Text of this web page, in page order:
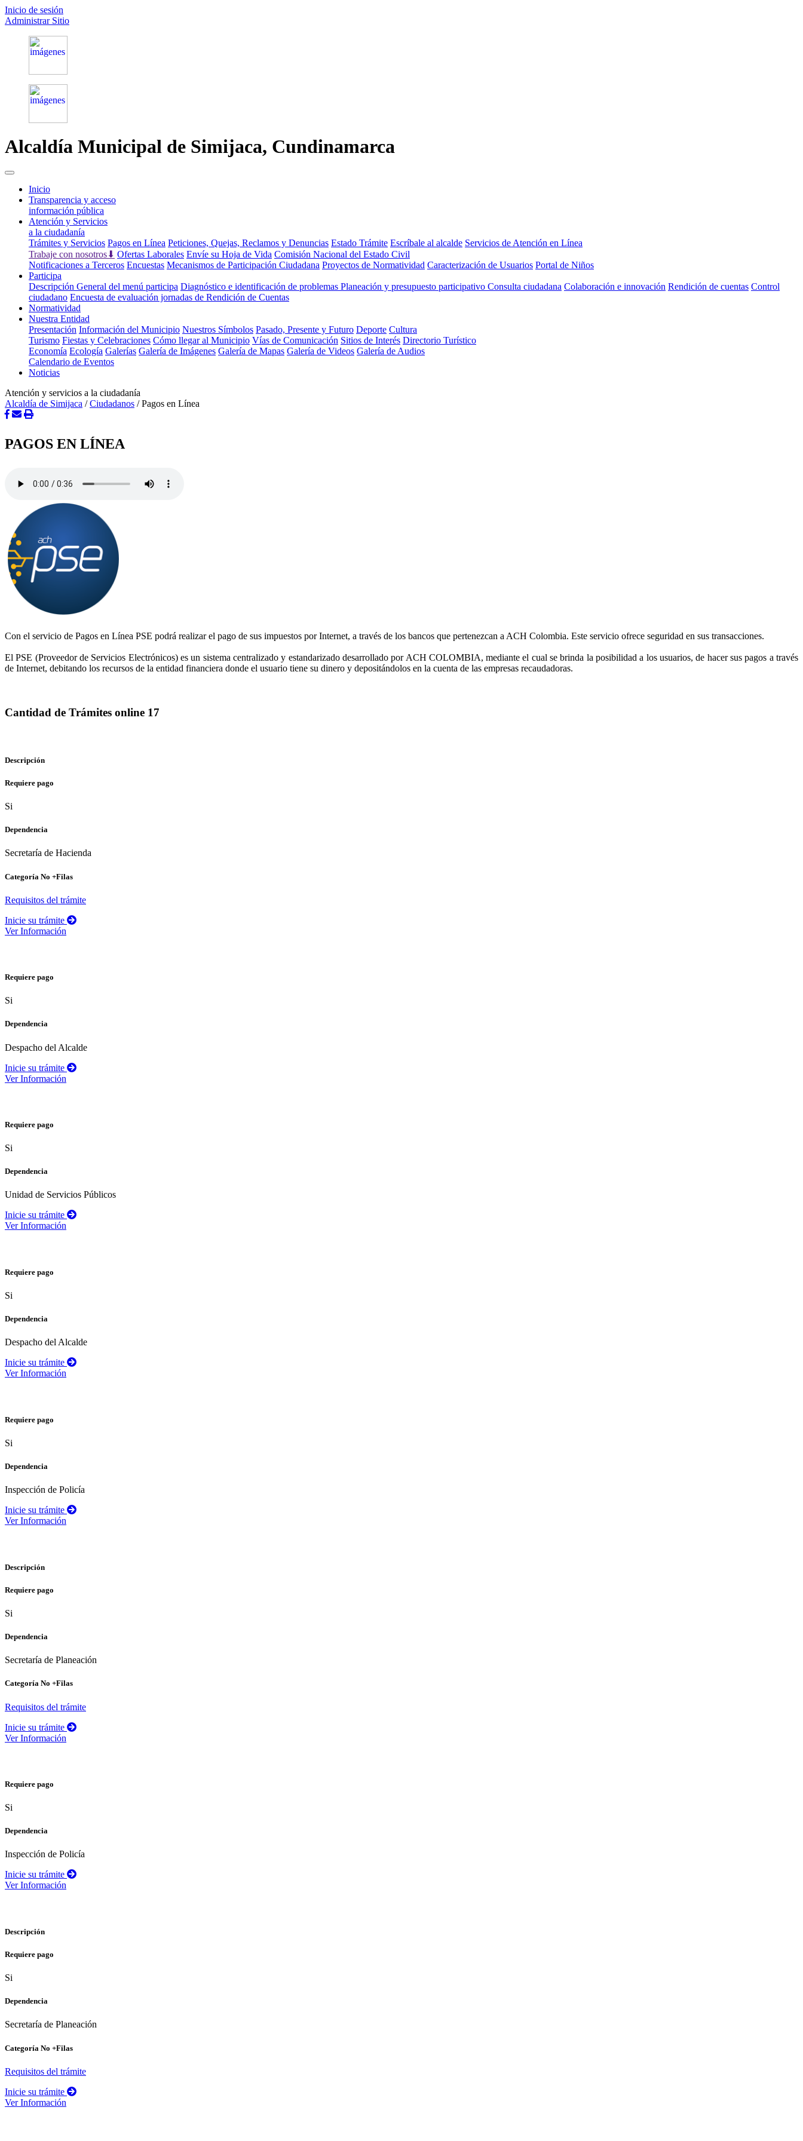
Inicio de sesión
Administrar Sitio
Alcaldía Municipal de Simijaca, Cundinamarca
Inicio(current)
Transparencia y acceso
información pública
Atención y Servicios
a la ciudadanía
Trámites y Servicios Pagos en Línea Peticiones, Quejas, Reclamos y Denuncias Estado Trámite Escríbale al alcalde Servicios de Atención en Línea
Trabaje con nosotros⬇ Ofertas Laborales Envíe su Hoja de Vida Comisión Nacional del Estado Civil
Notificaciones a Terceros Encuestas Mecanismos de Participación Ciudadana Proyectos de Normatividad Caracterización de Usuarios Portal de Niños
Participa
Descripción General del menú participa Diagnóstico e identificación de problemas Planeación y presupuesto participativo Consulta ciudadana Colaboración e innovación Rendición de cuentas Control
ciudadano Encuesta de evaluación jornadas de Rendición de Cuentas
Normatividad
Nuestra Entidad
Presentación Información del Municipio Nuestros Símbolos Pasado, Presente y Futuro Deporte Cultura
Turismo Fiestas y Celebraciones Cómo llegar al Municipio Vías de Comunicación Sitios de Interés Directorio Turístico
Economía Ecología Galerías Galería de Imágenes Galería de Mapas Galería de Videos Galería de Audios
Calendario de Eventos
Noticias
Atención y servicios a la ciudadanía
Alcaldía de Simijaca /Ciudadanos /Pagos en Línea
PAGOS EN LÍNEA
Con el servicio de Pagos en Línea PSE podrá realizar el pago de sus impuestos por Internet, a través de los bancos que pertenezcan a ACH Colombia. Este servicio ofrece seguridad en sus transacciones.
El PSE (Proveedor de Servicios Electrónicos) es un sistema centralizado y estandarizado desarrollado por ACH COLOMBIA, mediante el cual se brinda la posibilidad a los usuarios, de hacer sus pagos a través
de Internet, debitando los recursos de la entidad financiera donde el usuario tiene su dinero y depositándolos en la cuenta de las empresas recaudadoras.​​
Cantidad de Trámites online 17
Descripción
Requiere pago
Si
Dependencia
Secretaría de Hacienda
Categoría No +Filas
Requisitos del trámite
Inicie su trámite
Ver Información
Requiere pago
Si
Dependencia
Despacho del Alcalde
Inicie su trámite
Ver Información
Requiere pago
Si
Dependencia
Unidad de Servicios Públicos
Inicie su trámite
Ver Información
Requiere pago
Si
Dependencia
Despacho del Alcalde
Inicie su trámite
Ver Información
Requiere pago
Si
Dependencia
Inspección de Policía
Inicie su trámite
Ver Información
Descripción
Requiere pago
Si
Dependencia
Secretaría de Planeación
Categoría No +Filas
Requisitos del trámite
Inicie su trámite
Ver Información
Requiere pago
Si
Dependencia
Inspección de Policía
Inicie su trámite
Ver Información
Descripción
Requiere pago
Si
Dependencia
Secretaría de Planeación
Categoría No +Filas
Requisitos del trámite
Inicie su trámite
Ver Información